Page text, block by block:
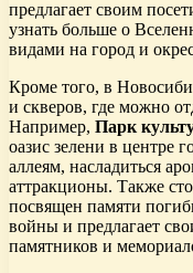
предлагает своим
узнать больше о
видами на город и
Кроме того, в
и скверов, где можно
Например, Парк
оазис зелени в центре
аллеям, насладиться
аттракционы. Также
посвящен памяти
войны и предлагает
памятников и